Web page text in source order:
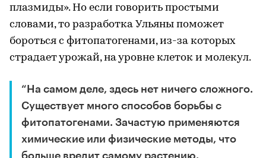
плазмиды». Но если говорить простыми
словами, то разработка Ульяны поможет
бороться с фитопатогенами, из-за которых
страдает урожай, на уровне клеток и молекул.
“На самом деле, здесь нет ничего сложного.
Существует много способов борьбы с
фитопатогенами. Зачастую применяются
химические или физические методы, что
больше вредит самому растению.